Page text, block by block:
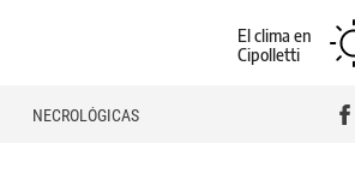
El clima en
Cipolletti
NECROLÓGICAS